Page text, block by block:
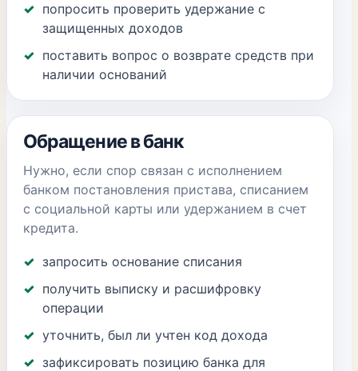
попросить проверить удержание с
защищенных доходов
поставить вопрос о возврате средств при
наличии оснований
Обращение в банк
Нужно, если спор связан с исполнением
банком постановления пристава, списанием
с социальной карты или удержанием в счет
кредита.
запросить основание списания
получить выписку и расшифровку
операции
уточнить, был ли учтен код дохода
зафиксировать позицию банка для